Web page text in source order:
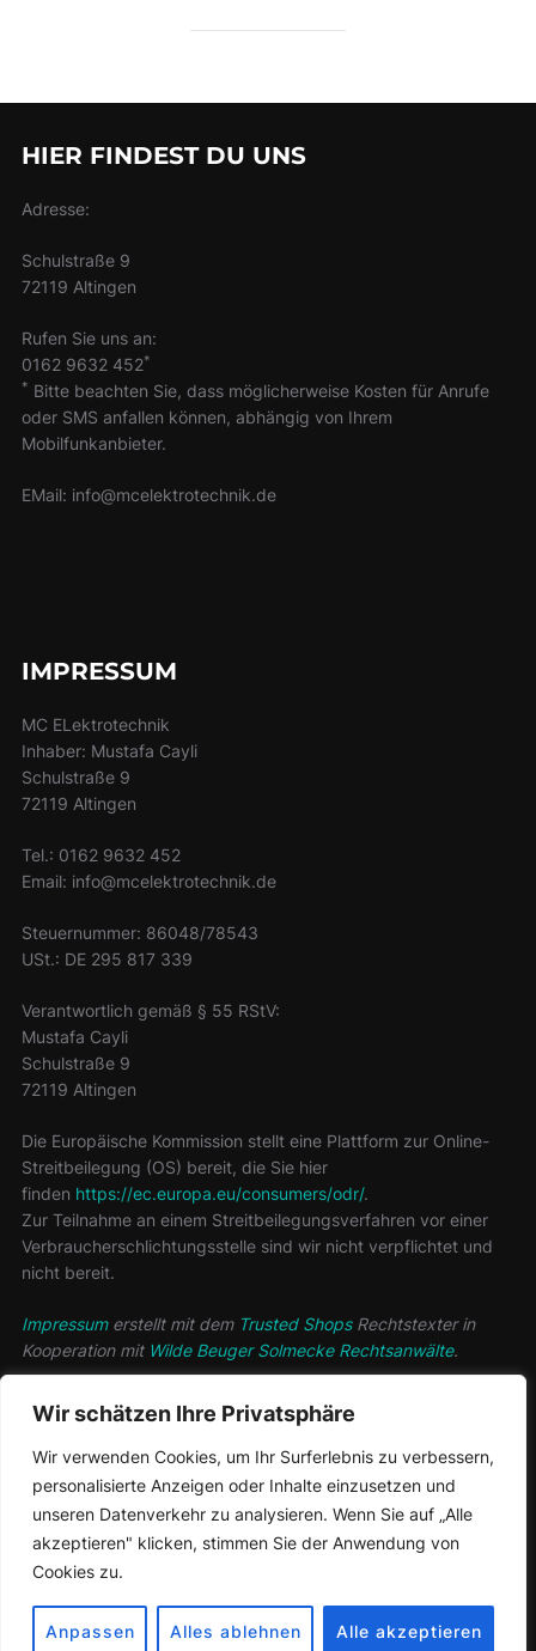
Wir schätzen Ihre Privatsphäre
Wir verwenden Cookies, um Ihr Surferlebnis zu verbessern,
personalisierte Anzeigen oder Inhalte einzusetzen und
unseren Datenverkehr zu analysieren. Wenn Sie auf „Alle
akzeptieren" klicken, stimmen Sie der Anwendung von
Cookies zu.
Anpassen Alles ablehnen Alle akzeptieren
HIER FINDEST DU UNS
Adresse:
Schulstraße 9
72119 Altingen
Rufen Sie uns an:
0162 9632 452*
* Bitte beachten Sie, dass möglicherweise Kosten für Anrufe
oder SMS anfallen können, abhängig von Ihrem
Mobilfunkanbieter.
EMail: info@mcelektrotechnik.de
IMPRESSUM
MC ELektrotechnik
Inhaber: Mustafa Cayli
Schulstraße 9
72119 Altingen
Tel.: 0162 9632 452
Email: info@mcelektrotechnik.de
Steuernummer: 86048/78543
USt.: DE 295 817 339
Verantwortlich gemäß § 55 RStV:
Mustafa Cayli
Schulstraße 9
72119 Altingen
Die Europäische Kommission stellt eine Plattform zur Online-
Streitbeilegung (OS) bereit, die Sie hier
finden https://ec.europa.eu/consumers/odr/.
Zur Teilnahme an einem Streitbeilegungsverfahren vor einer
Verbraucherschlichtungsstelle sind wir nicht verpflichtet und
nicht bereit.
Impressumerstellt mit dem Trusted ShopsRechtstexter in
Kooperation mit Wilde Beuger Solmecke Rechtsanwälte.
Datenschutzerklärung
Inspiro WordPress Theme von WPZOOM